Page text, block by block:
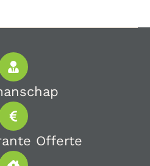
Offerte